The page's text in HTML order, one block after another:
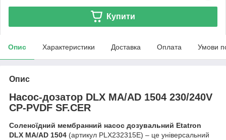
Купити
Опис Характеристики Доставка Оплата Умови
Опис
Насос-дозатор DLX MA/AD 1504 230/240V
CP-PVDF SF.CER
Соленоїдний мембранний насос дозувальний Etatron
DLX MA/AD 1504 (артикул PLX232315E) – це універсальний